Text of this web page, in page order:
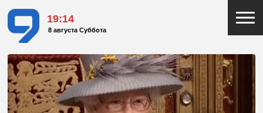
19:14
8 августа Суббота